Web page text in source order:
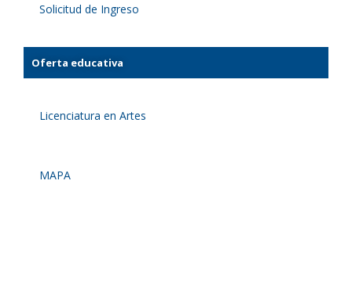
Solicitud de Ingreso
Oferta educativa
Licenciatura en Artes
MAPA